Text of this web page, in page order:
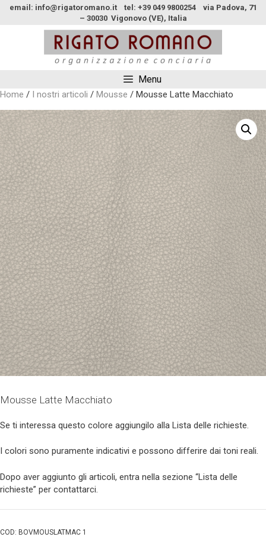
email: info@rigatoromano.it tel: +39 049 9800254 via Padova, 71
– 30030 Vigonovo (VE), Italia
Menu
Home / I nostri articoli / Mousse / Mousse Latte Macchiato
Mousse Latte Macchiato
Se ti interessa questo colore aggiungilo alla Lista delle richieste.
I colori sono puramente indicativi e possono differire dai toni reali.
Dopo aver aggiunto gli articoli, entra nella sezione “Lista delle
richieste” per contattarci.
COD: BOVMOUSLATMAC 1